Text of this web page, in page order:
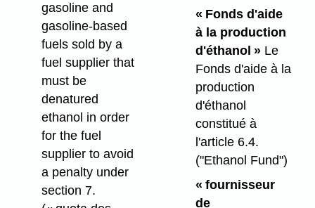
gasoline and
gasoline-based
fuels sold by a
fuel supplier that
must be
denatured
ethanol in order
for the fuel
supplier to avoid
a penalty under
section 7.
« Fonds d'aide
à la production
d'éthanol »Le
Fonds d'aide à la
production
d'éthanol
constitué à
l'article 6.4.
("Ethanol Fund")
« fournisseur
de